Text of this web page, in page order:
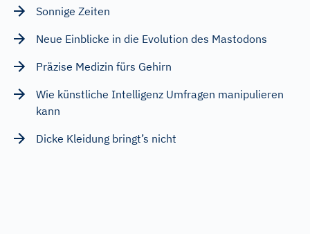
Sonnige Zeiten
Neue Einblicke in die Evolution des Mastodons
Präzise Medizin fürs Gehirn
Wie künstliche Intelligenz Umfragen manipulieren
kann
Dicke Kleidung bringt’s nicht